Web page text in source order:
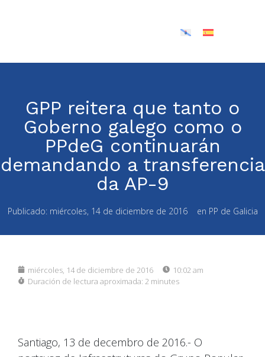
GPP reitera que tanto o
Goberno galego como o
PPdeG continuarán
demandando a transferencia
da AP-9
Publicado: miércoles, 14 de diciembre de 2016 en PP de Galicia
miércoles, 14 de diciembre de 2016
10:02 am
Duración de lectura aproximada: 2 minutes
Santiago, 13 de decembro de 2016.- O